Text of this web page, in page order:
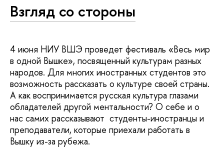
Взгляд со стороны
4 июня НИУ ВШЭ проведет фестиваль «Весь мир
в одной Вышке», посвященный культурам разных
народов. Для многих иностранных студентов это
возможность рассказать о культуре своей страны.
А как воспринимается русская культура глазами
обладателей другой ментальности? О себе и о
нас самих рассказывают студенты-иностранцы и
преподаватели, которые приехали работать в
Вышку из-за рубежа.